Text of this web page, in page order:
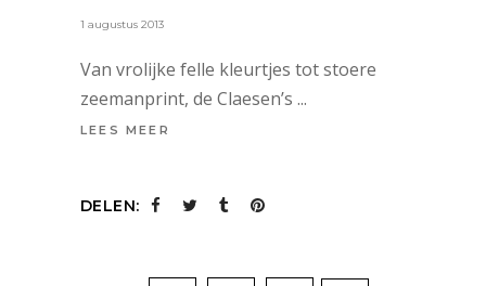
1 augustus 2013
Van vrolijke felle kleurtjes tot stoere
zeemanprint, de Claesen’s
LEES MEER
DELEN: